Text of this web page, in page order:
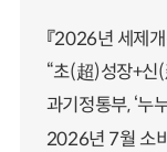
『2026년 세제
“초(超)성장+신
과기정통부, ‘누
2026년 7월 소